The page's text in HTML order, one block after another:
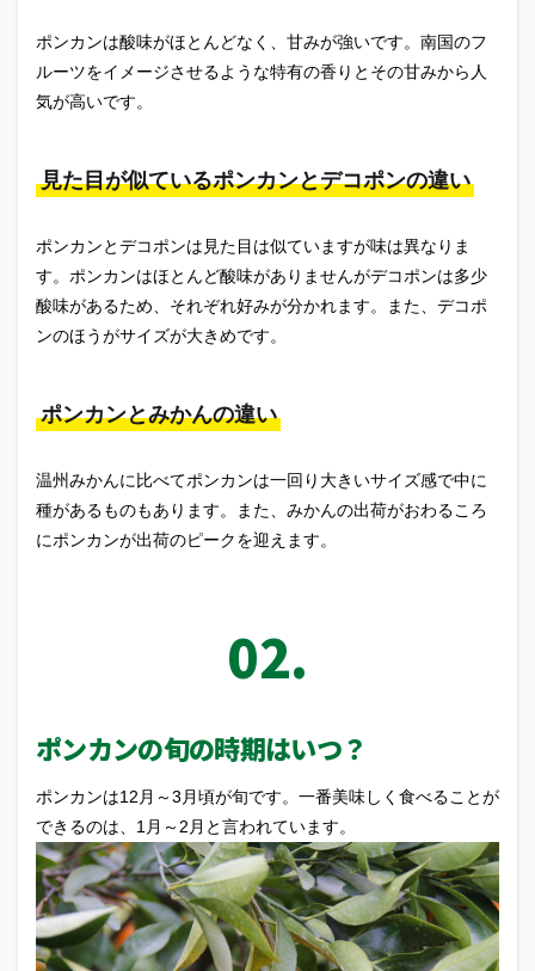
ポンカンは酸味がほとんどなく、甘みが強いです。南国のフ
ルーツをイメージさせるような特有の香りとその甘みから人
気が高いです。
見た目が似ているポンカンとデコポンの違い
ポンカンとデコポンは見た目は似ていますが味は異なりま
す。ポンカンはほとんど酸味がありませんがデコポンは多少
酸味があるため、それぞれ好みが分かれます。また、デコポ
ンのほうがサイズが大きめです。
ポンカンとみかんの違い
温州みかんに比べてポンカンは一回り大きいサイズ感で中に
種があるものもあります。また、みかんの出荷がおわるころ
にポンカンが出荷のピークを迎えます。
ポンカンの旬の時期はいつ？
ポンカンは12月～3月頃が旬です。一番美味しく食べることが
できるのは、1月～2月と言われています。